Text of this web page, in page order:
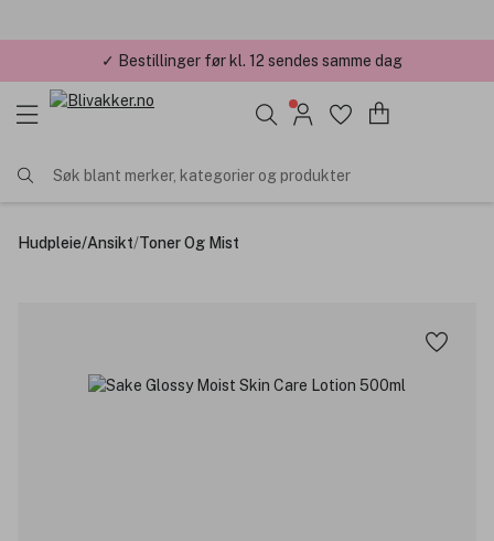
✓ Bestillinger før kl. 12 sendes samme dag
Søk blant merker, kategorier og produkter
Hudpleie/Ansikt/Toner Og Mist